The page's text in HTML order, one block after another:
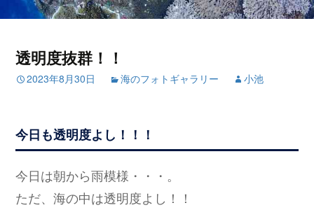
透明度抜群！！
2023年8月30日 海のフォトギャラリー 小池
今日も透明度よし！！！
今日は朝から雨模様・・・。
ただ、海の中は透明度よし！！